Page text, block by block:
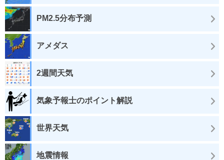
PM2.5分布予測
アメダス
2週間天気
気象予報士のポイント解説
世界天気
地震情報